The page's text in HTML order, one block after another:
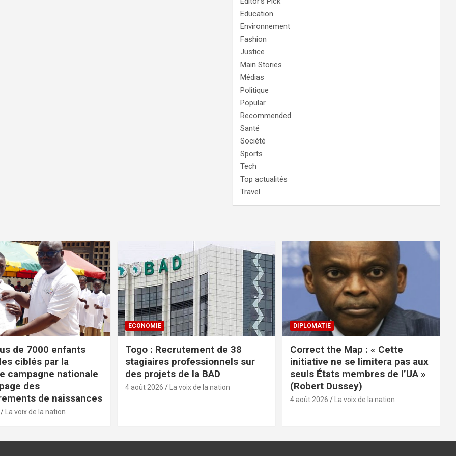
Education
Environnement
Fashion
Justice
Main Stories
Médias
Politique
Popular
Recommended
Santé
Société
Sports
Tech
Top actualités
Travel
de 7000 enfants
ciblés par la
campagne nationale
des
de naissances
La voix de la nation
ECONOMIE
Togo : Recrutement de 38
stagiaires professionnels sur
des projets de la BAD
4 août 2026 La voix de la nation
DIPLOMATIE
Correct the Map : « Cette
initiative ne se limitera pas aux
seuls États membres de l’UA »
(Robert Dussey)
4 août 2026 La voix de la nation